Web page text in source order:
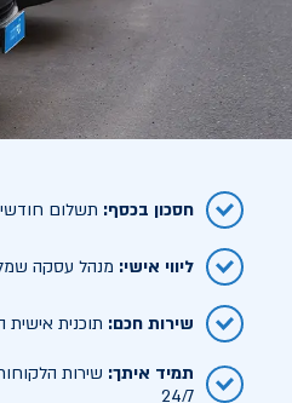
חסכון בכסף: תשלום חודשי
ליווי אישי: מנהל עסקה
שירות חכם: תוכנית
תמיד איתך: שירות
24/7